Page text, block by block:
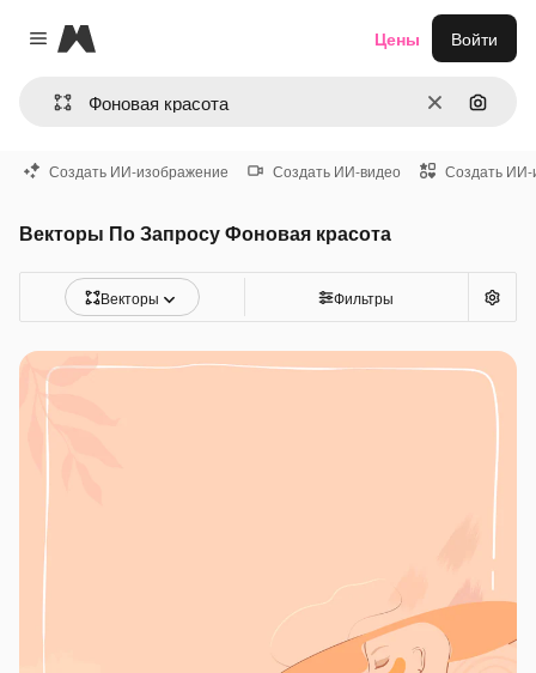
Close menu
Magnific
ОчиститьПоиск
Цены Войти
Создать ИИ-изображение Создать ИИ-видео Создать ИИ-
Векторы По Запросу Фоновая красота
Векторы Фильтры